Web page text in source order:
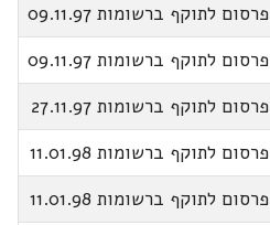
פרסום לתוקף ברשומות 09.11.97
פרסום לתוקף ברשומות 09.11.97
פרסום לתוקף ברשומות 27.11.97
פרסום לתוקף ברשומות 11.01.98
פרסום לתוקף ברשומות 11.01.98